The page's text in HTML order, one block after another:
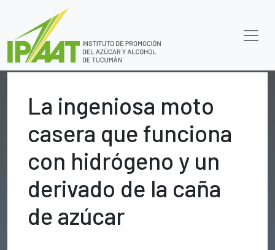
La ingeniosa moto
casera que funciona
con hidrógeno y un
derivado de la caña
de azúcar